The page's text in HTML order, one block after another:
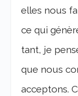
elles nous
ce qui
tant, je
que nous
acceptons.